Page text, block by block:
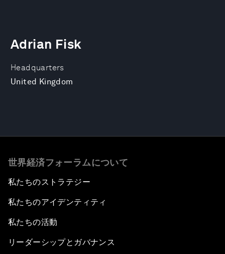
Headquarters
United Kingdom
Adrian Fisk
世界経済フォーラムについて
私たちのストラテジー
私たちのアイデンティティ
私たちの活動
リーダーシップとガバナンス